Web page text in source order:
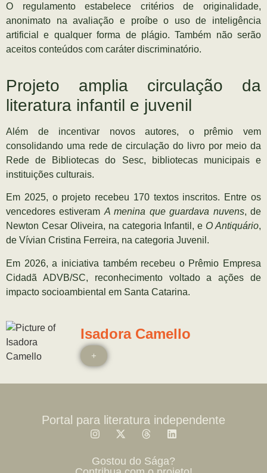
O regulamento estabelece critérios de originalidade,
anonimato na avaliação e proíbe o uso de inteligência
artificial e qualquer forma de plágio. Também não serão
aceitos conteúdos com caráter discriminatório.
Projeto amplia circulação da
literatura infantil e juvenil
Além de incentivar novos autores, o prêmio vem
consolidando uma rede de circulação do livro por meio da
Rede de Bibliotecas do Sesc, bibliotecas municipais e
instituições culturais.
Em 2025, o projeto recebeu 170 textos inscritos. Entre os
vencedores estiveram A menina que guardava nuvens, de
Newton Cesar Oliveira, na categoria Infantil, e O Antiquário,
de Vívian Cristina Ferreira, na categoria Juvenil.
Em 2026, a iniciativa também recebeu o Prêmio Empresa
Cidadã ADVB/SC, reconhecimento voltado a ações de
impacto socioambiental em Santa Catarina.
Isadora Camello
+
Portal para literatura independente
Gostou do Sága?